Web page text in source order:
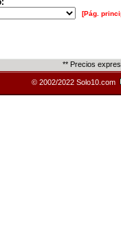
[Pág.
** Precios
© 2002/2022 Solo10.com